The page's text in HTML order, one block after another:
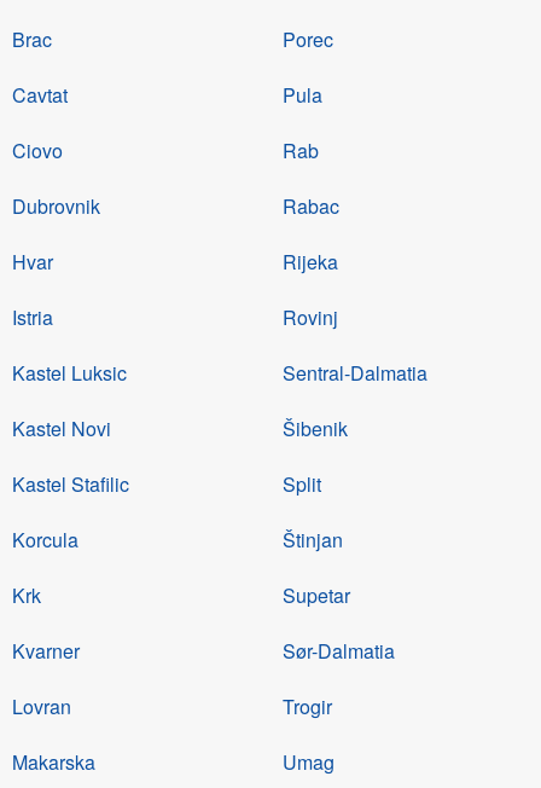
Brac
Cavtat
Ciovo
Dubrovnik
Hvar
Istria
Kastel Luksic
Kastel Novi
Kastel Stafilic
Korcula
Krk
Kvarner
Lovran
Makarska
Porec
Pula
Rab
Rabac
Rijeka
Rovinj
Sentral-Dalmatia
Šibenik
Split
Štinjan
Supetar
Sør-Dalmatia
Trogir
Umag